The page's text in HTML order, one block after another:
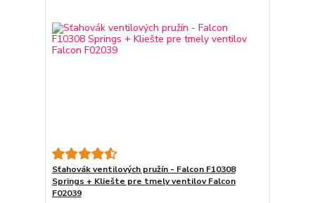
Sťahovák ventilových pružín - Falcon F10308
Springs + Kliešte pre tmely ventilov Falcon
F02039